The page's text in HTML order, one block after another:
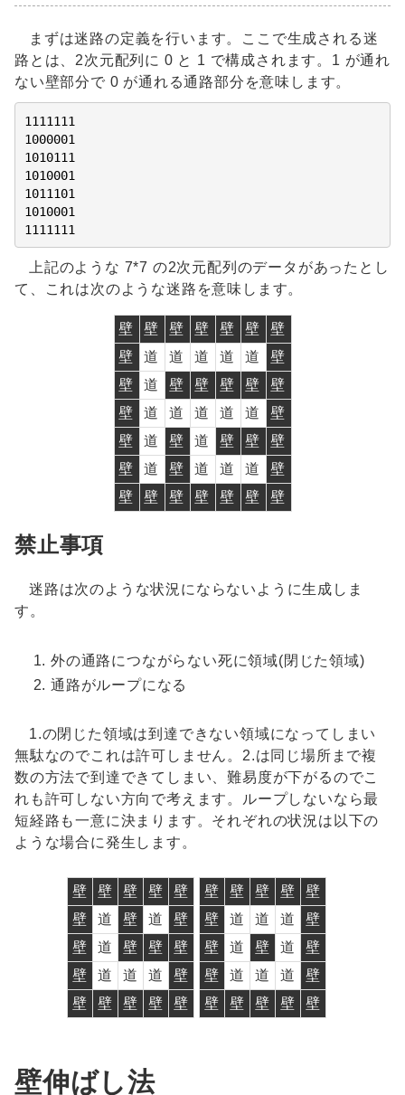
まずは迷路の定義を行います。ここで生成される迷
路とは、2次元配列に 0 と 1 で構成されます。1 が通れ
ない壁部分で 0 が通れる通路部分を意味します。
1111111
1000001
1010111
1010001
1011101
1010001
1111111
上記のような 7*7 の2次元配列のデータがあったとし
て、これは次のような迷路を意味します。
壁 壁 壁 壁 壁 壁
壁
壁
道 道 道 道 道
壁
壁
道 壁 壁 壁 壁
壁
壁
道 道 道 道 道
壁
壁
道 壁 道 壁 壁
壁
壁
道 壁 道 道 道
壁
壁
壁 壁 壁 壁 壁 壁
禁止事項
迷路は次のような状況にならないように生成しま
す。
外の通路につながらない死に領域(閉じた領域)
通路がループになる
1.の閉じた領域は到達できない領域になってしまい
無駄なのでこれは許可しません。2.は同じ場所まで複
数の方法で到達できてしまい、難易度が下がるのでこ
れも許可しない方向で考えます。ループしないなら最
短経路も一意に決まります。それぞれの状況は以下の
ような場合に発生します。
壁 壁 壁 壁
壁
壁
道 壁 道
壁
壁
道 壁 壁
壁
壁
道 道 道
壁
壁
壁 壁 壁 壁
壁 壁 壁 壁
壁
壁
道 道 道
壁
壁
道 壁 道
壁
壁
道 道 道
壁
壁
壁 壁 壁 壁
壁伸ばし法